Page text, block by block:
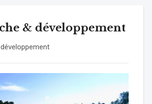
& développement